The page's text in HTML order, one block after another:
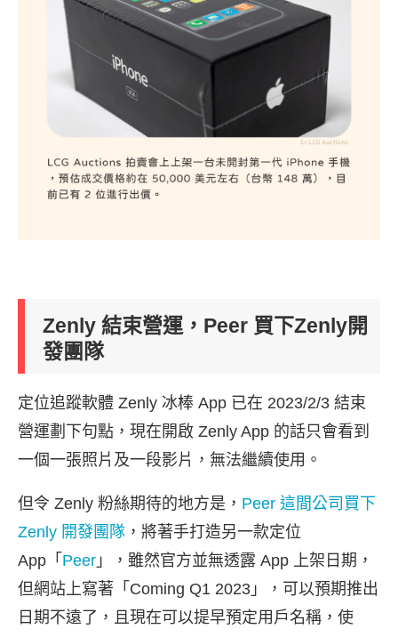
Zenly 結束營運，Peer 買下Zenly開
發團隊
定位追蹤軟體 Zenly 冰棒 App 已在 2023/2/3 結束
營運劃下句點，現在開啟 Zenly App 的話只會看到
一個一張照片及一段影片，無法繼續使用。
但令 Zenly 粉絲期待的地方是， Peer 這間公司買下
Zenly 開發團隊 ，將著手打造另一款定位
App「 Peer 」，雖然官方並無透露 App 上架日期，
但網站上寫著「Coming Q1 2023」，可以預期推出
日期不遠了，且現在可以提早預定用戶名稱，使